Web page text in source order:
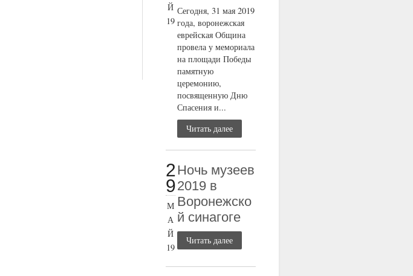
Й
19
Сегодня, 31 мая 2019
года, воронежская
еврейская Община
провела у мемориала
на площади Победы
памятную
церемонию,
посвященную Дню
Спасения и...
Читать далее
2
9
М
А
Й
19
Ночь музеев
2019 в
Воронежско
й синагоге
Читать далее